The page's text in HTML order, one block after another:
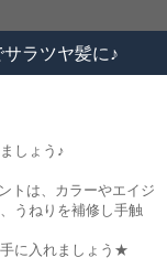
ラツヤ髪に♪
しょう♪
トは、カラーやエイジ
うねりを補修し手触
に入れましょう★